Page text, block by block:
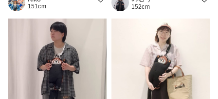
151cm 152cm